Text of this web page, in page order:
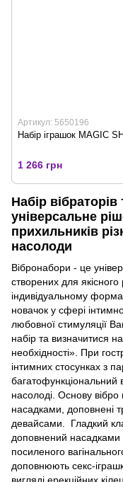
Артикул: 5650196
Набір іграшок MAGIC
1 266 грн
Набір
універсальне
прихильників
насолоди
Вібронабори - це
створених для
індивідуальному
новачок у сфері
любовної стимуляції
набір та визначитися
необхідності». При
інтимних стосунках з
багатофункціональний
насолоді. Основу вібро
насадками, доповнені
девайсами. Гладкий
доповнений насадками
посиленого
доповнюють секс-
вигляді ерекційних